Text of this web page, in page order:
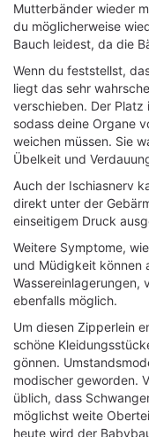
Mutterbänder wieder
du möglicherweise
Bauch leidest, da die
Wenn du feststellst,
liegt das sehr
verschieben. Der Platz
sodass deine Organe
weichen müssen. Sie
Übelkeit und
Auch der Ischiasnerv
direkt unter der
einseitigem Druck
Weitere Symptome,
und Müdigkeit können
Wassereinlagerungen,
ebenfalls möglich.
Um diesen Zipperlein
schöne
gönnen.
modischer geworden.
üblich, dass
möglichst weite
heute wird der